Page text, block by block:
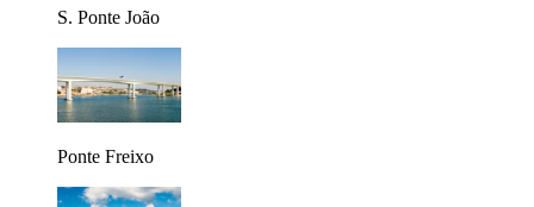
S. Ponte João
Ponte Freixo